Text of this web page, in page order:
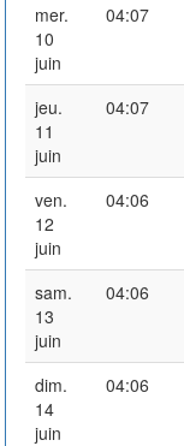
mer.
10
juin
04:07
jeu.
11
juin
04:07
ven.
12
juin
04:06
sam.
13
juin
04:06
dim.
14
juin
04:06